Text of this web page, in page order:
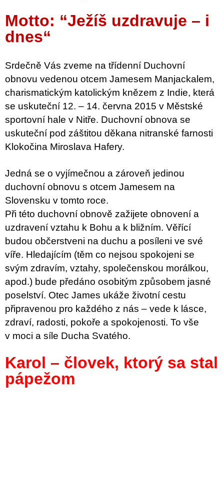
Motto: “Ježíš uzdravuje – i
dnes“
Srdečně Vás zveme na třídenní Duchovní
obnovu vedenou otcem Jamesem Manjackalem,
charismatickým katolickým knězem z Indie, která
se uskuteční 12. – 14. června 2015 v Městské
sportovní hale v Nitře. Duchovní obnova se
uskuteční pod záštitou děkana nitranské farnosti
Klokočina Miroslava Hafery.
Jedná se o vyjímečnou a zároveň jedinou
duchovní obnovu s otcem Jamesem na
Slovensku v tomto roce.
Při této duchovní obnově zažijete obnovení a
uzdravení vztahu k Bohu a k bližním. Věřící
budou občerstveni na duchu a posíleni ve své
víře. Hledajícím (těm co nejsou spokojeni se
svým zdravím, vztahy, společenskou morálkou,
apod.) bude předáno osobitým způsobem jasné
poselství. Otec James ukáže životní cestu
připravenou pro každého z nás – vede k lásce,
zdraví, radosti, pokoře a spokojenosti. To vše
v moci a síle Ducha Svatého.
Karol – človek, ktorý sa stal
pápežom